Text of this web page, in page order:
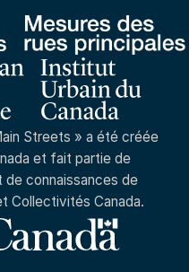
Streets » a été créée
et fait partie de
connaissances de
Collectivités Canada.